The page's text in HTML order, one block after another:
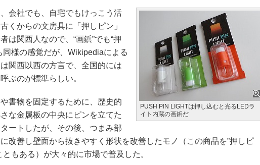
PUSH PIN LIGHTは押し込むと光るLEDラ
イト内蔵の画鋲だ
会社でも、自宅でもけっこう活
くからの文房具に「押しピン」
は関西人なので、“画鋲”でも“押
同様の感覚だが、Wikipediaによる
関西以西の方言で、全国的には
ぶのが標準らしい。
書物を固定するために、歴史的
な金属板の中央にピンを立てた
ートしたが、その後、つまみ部
改善し壁面から抜きやすく形状を改善したモノ（この商品を”押しピ
ともある）が大々的に市場で普及した。